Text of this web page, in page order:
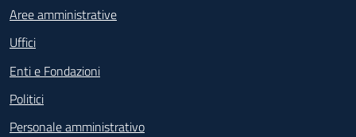
Aree amministrative
Uffici
Enti e Fondazioni
Politici
Personale amministrativo